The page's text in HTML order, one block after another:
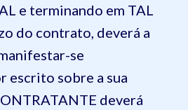
e terminando em TAL
do contrato, deverá a
se
escrito sobre a sua
deverá